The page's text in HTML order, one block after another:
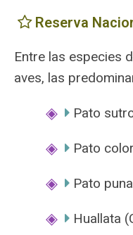
Reserva
Entre las especies
aves, las
Pato
Pato
Pato
Huallata